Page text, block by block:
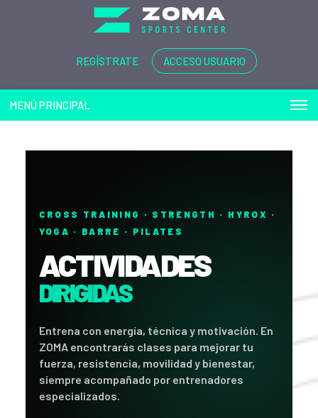
REGÍSTRATE ACCESO USUARIO
MENÚ PRINCIPAL
CROSS TRAINING · STRENGTH · HYROX ·
YOGA · BARRE · PILATES
ACTIVIDADES
DIRIGIDAS
Entrena con energía, técnica y motivación. En
ZOMA encontrarás clases para mejorar tu
fuerza, resistencia, movilidad y bienestar,
siempre acompañado por entrenadores
especializados.